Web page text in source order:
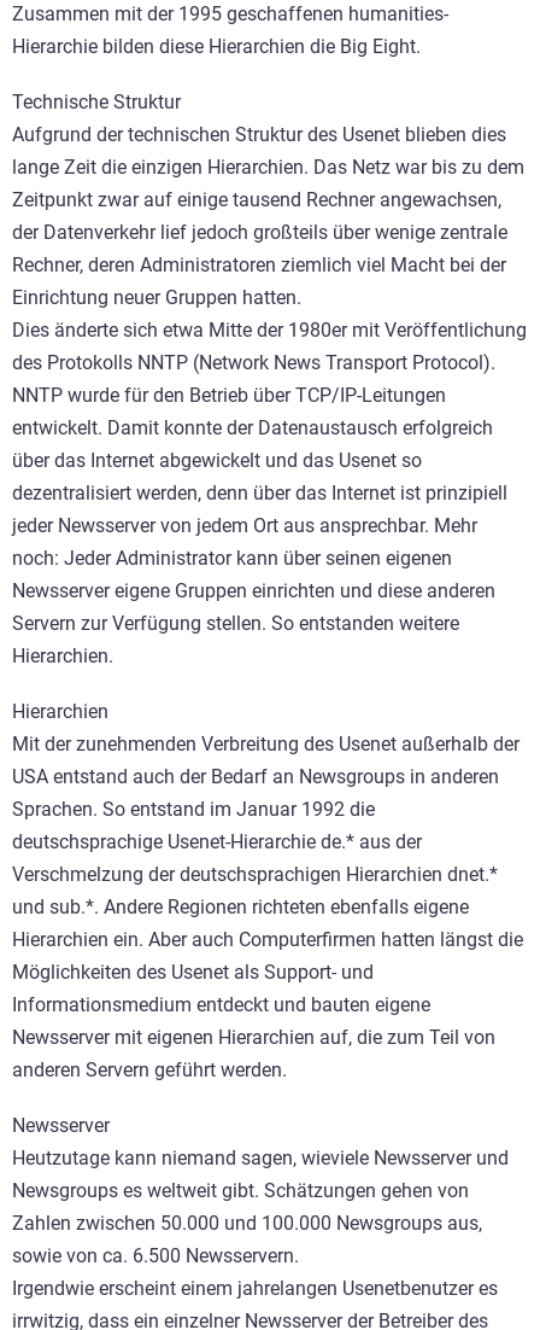
Zusammen mit der 1995 geschaffenen humanities-
Hierarchie bilden diese Hierarchien die Big Eight.
Technische Struktur
Aufgrund der technischen Struktur des Usenet blieben dies
lange Zeit die einzigen Hierarchien. Das Netz war bis zu dem
Zeitpunkt zwar auf einige tausend Rechner angewachsen,
der Datenverkehr lief jedoch großteils über wenige zentrale
Rechner, deren Administratoren ziemlich viel Macht bei der
Einrichtung neuer Gruppen hatten.
Dies änderte sich etwa Mitte der 1980er mit Veröffentlichung
des Protokolls NNTP (Network News Transport Protocol).
NNTP wurde für den Betrieb über TCP/IP-Leitungen
entwickelt. Damit konnte der Datenaustausch erfolgreich
über das Internet abgewickelt und das Usenet so
dezentralisiert werden, denn über das Internet ist prinzipiell
jeder Newsserver von jedem Ort aus ansprechbar. Mehr
noch: Jeder Administrator kann über seinen eigenen
Newsserver eigene Gruppen einrichten und diese anderen
Servern zur Verfügung stellen. So entstanden weitere
Hierarchien.
Hierarchien
Mit der zunehmenden Verbreitung des Usenet außerhalb der
USA entstand auch der Bedarf an Newsgroups in anderen
Sprachen. So entstand im Januar 1992 die
deutschsprachige Usenet-Hierarchie de.* aus der
Verschmelzung der deutschsprachigen Hierarchien dnet.*
und sub.*. Andere Regionen richteten ebenfalls eigene
Hierarchien ein. Aber auch Computerfirmen hatten längst die
Möglichkeiten des Usenet als Support- und
Informationsmedium entdeckt und bauten eigene
Newsserver mit eigenen Hierarchien auf, die zum Teil von
anderen Servern geführt werden.
Newsserver
Heutzutage kann niemand sagen, wieviele Newsserver und
Newsgroups es weltweit gibt. Schätzungen gehen von
Zahlen zwischen 50.000 und 100.000 Newsgroups aus,
sowie von ca. 6.500 Newsservern.
Irgendwie erscheint einem jahrelangen Usenetbenutzer es
irrwitzig, dass ein einzelner Newsserver der Betreiber des